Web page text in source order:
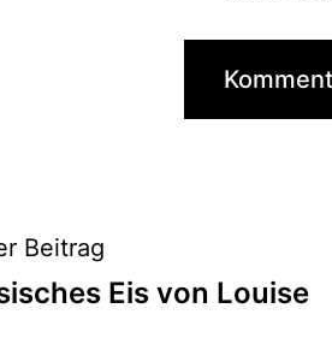
Beitrag
Eis von Louise